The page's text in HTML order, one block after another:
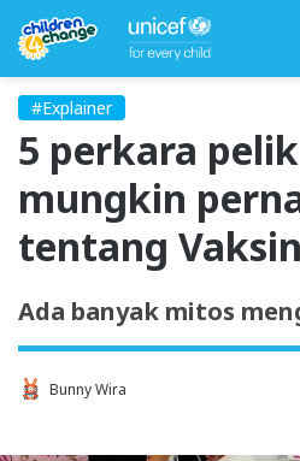
#Explainer
5 perkara
mungkin
tentang Vaksin
Ada banyak mitos
Bunny Wira